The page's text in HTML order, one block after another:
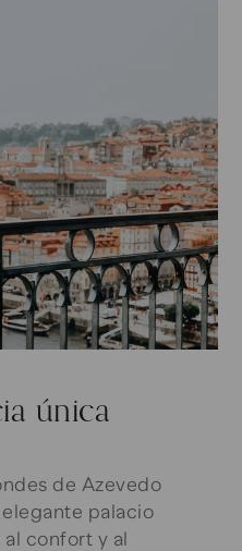
única
de Azevedo
palacio
confort y al